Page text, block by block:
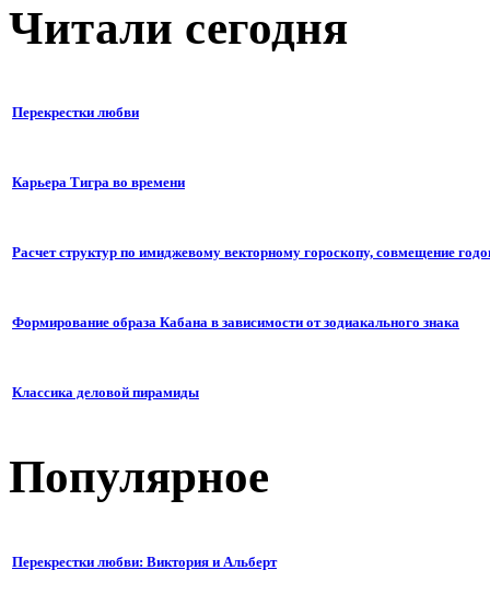
Читали сегодня
Перекрестки любви
Карьера Тигра во времени
Расчет структур по имиджевому векторному гороскопу, совмещение
Формирование образа Кабана в зависимости от зодиакального знака
Классика деловой пирамиды
Популярное
Перекрестки любви: Виктория и Альберт